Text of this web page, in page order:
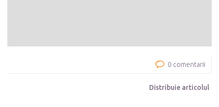
0 comentarii
Distribuie articolul